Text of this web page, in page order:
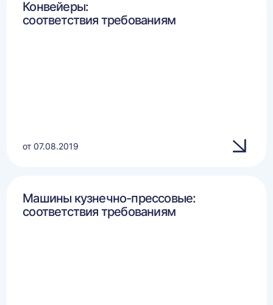
Конвейеры:
соответствия требованиям
от 07.08.2019
Машины кузнечно-прессовые:
соответствия требованиям